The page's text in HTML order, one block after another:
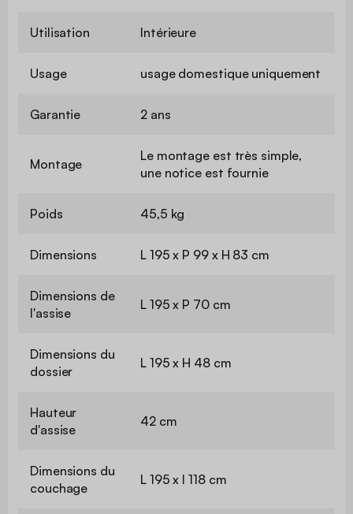
Utilisation Intérieure
Usage usage domestique uniquement
Garantie 2 ans
Montage
Le montage est très simple,
une notice est fournie
Poids 45,5 kg
Dimensions L 195 x P 99 x H 83 cm
Dimensions de
l'assise
L 195 x P 70 cm
Dimensions du
dossier
L 195 x H 48 cm
Hauteur
d'assise
42 cm
Dimensions du
couchage
L 195 x l 118 cm